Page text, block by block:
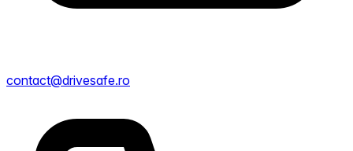
contact@drivesafe.ro